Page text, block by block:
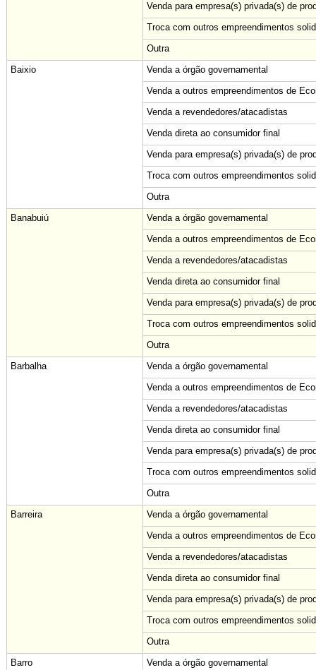
Venda para empresa(s) privada(s) de
Troca com outros empreendimentos
Outra
Baixio
Venda a órgão governamental
Venda a outros empreendimentos de
Venda a revendedores/atacadistas
Venda direta ao consumidor final
Venda para empresa(s) privada(s) de
Troca com outros empreendimentos
Outra
Banabuiú
Venda a órgão governamental
Venda a outros empreendimentos de
Venda a revendedores/atacadistas
Venda direta ao consumidor final
Venda para empresa(s) privada(s) de
Troca com outros empreendimentos
Outra
Barbalha
Venda a órgão governamental
Venda a outros empreendimentos de
Venda a revendedores/atacadistas
Venda direta ao consumidor final
Venda para empresa(s) privada(s) de
Troca com outros empreendimentos
Outra
Barreira
Venda a órgão governamental
Venda a outros empreendimentos de
Venda a revendedores/atacadistas
Venda direta ao consumidor final
Venda para empresa(s) privada(s) de
Troca com outros empreendimentos
Outra
Barro
Venda a órgão governamental